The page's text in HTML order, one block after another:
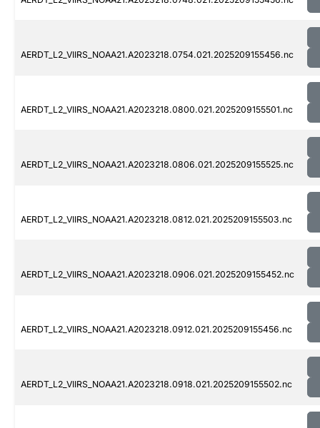
AERDT_L2_VIIRS_NOAA21.A2023218.0754.021.2025209155456.nc
AERDT_L2_VIIRS_NOAA21.A2023218.0800.021.2025209155501.nc
AERDT_L2_VIIRS_NOAA21.A2023218.0806.021.2025209155525.nc
AERDT_L2_VIIRS_NOAA21.A2023218.0812.021.2025209155503.nc
AERDT_L2_VIIRS_NOAA21.A2023218.0906.021.2025209155452.nc
AERDT_L2_VIIRS_NOAA21.A2023218.0912.021.2025209155456.nc
AERDT_L2_VIIRS_NOAA21.A2023218.0918.021.2025209155502.nc